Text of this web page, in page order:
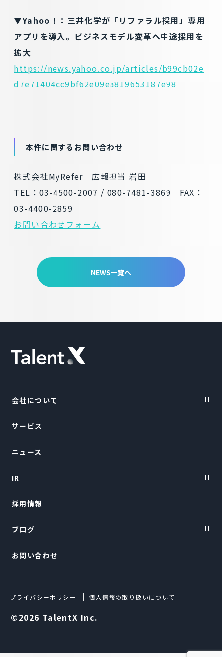
▼Yahoo！：三井化学が「リファラル採用」専用
アプリを導入。ビジネスモデル変革へ中途採用を
拡大
https://news.yahoo.co.jp/articles/b99cb02e
d7e71404cc9bf62e09ea819653187e98
本件に関するお問い合わせ
株式会社MyRefer 広報担当 岩田
TEL：03-4500-2007 / 080-7481-3869 FAX：
03-4400-2859
お問い合わせフォーム
NEWS一覧へ
会社について
Vision・Purpose
会社概要
経営陣紹介
サービス
ニュース
IR
IRニュース
経営情報
財務ハイライト
採用情報
ブログ
TalentX LIFE
お問い合わせ
©2026 TalentX Inc.
プライバシーポリシー 個人情報の取り扱いについて